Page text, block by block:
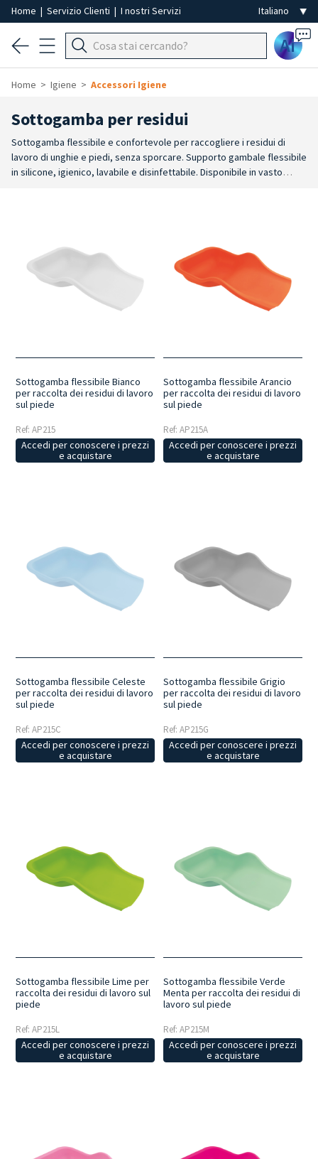
Home | Servizio Clienti | I nostri Servizi
Ai
Home Igiene Accessori Igiene
Sottogamba per residui
Sottogamba flessibile e confortevole per raccogliere i residui di
lavoro di unghie e piedi, senza sporcare. Supporto gambale flessibile
in silicone, igienico, lavabile e disinfettabile. Disponibile in vasto
Sottogamba flessibile Bianco
per raccolta dei residui di lavoro
sul piede
Ref: AP215
Accedi per conoscere i prezzi
e acquistare
Sottogamba flessibile Arancio
per raccolta dei residui di lavoro
sul piede
Ref: AP215A
Accedi per conoscere i prezzi
e acquistare
Sottogamba flessibile Celeste
per raccolta dei residui di lavoro
sul piede
Ref: AP215C
Accedi per conoscere i prezzi
e acquistare
Sottogamba flessibile Grigio
per raccolta dei residui di lavoro
sul piede
Ref: AP215G
Accedi per conoscere i prezzi
e acquistare
Sottogamba flessibile Lime per
raccolta dei residui di lavoro sul
piede
Ref: AP215L
Accedi per conoscere i prezzi
e acquistare
Sottogamba flessibile Verde
Menta per raccolta dei residui di
lavoro sul piede
Ref: AP215M
Accedi per conoscere i prezzi
e acquistare